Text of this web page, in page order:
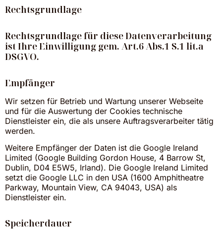
Rechtsgrundlage
Rechtsgrundlage für diese Datenverarbeitung
ist Ihre Einwilligung gem. Art.6 Abs.1 S.1 lit.a
DSGVO.
Empfänger
Wir setzen für Betrieb und Wartung unserer Webseite
und für die Auswertung der Cookies technische
Dienstleister ein, die als unsere Auftragsverarbeiter tätig
werden.
Weitere Empfänger der Daten ist die Google Ireland
Limited (Google Building Gordon House, 4 Barrow St,
Dublin, D04 E5W5, Irland). Die Google Ireland Limited
setzt die Google LLC in den USA (1600 Amphitheatre
Parkway, Mountain View, CA 94043, USA) als
Dienstleister ein.
Speicherdauer